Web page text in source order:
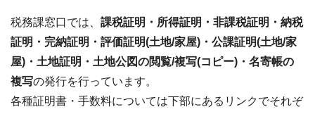
税務課窓口では、 課税証明・所得証明・非課税証明・納税
証明・完納証明・評価証明(土地/家屋)・公課証明(土地/家
屋)・土地証明・土地公図の閲覧/複写(コピー)・名寄帳の
複写の発行を行っています。
各種証明書・手数料については下部にあるリンクでそれぞ